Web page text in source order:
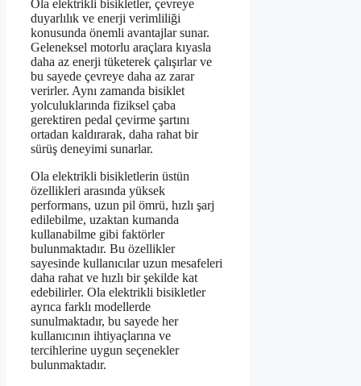
Ola elektrikli bisikletler, çevreye
duyarlılık ve enerji verimliliği
konusunda önemli avantajlar sunar.
Geleneksel motorlu araçlara kıyasla
daha az enerji tüketerek çalışırlar ve
bu sayede çevreye daha az zarar
verirler. Aynı zamanda bisiklet
yolculuklarında fiziksel çaba
gerektiren pedal çevirme şartını
ortadan kaldırarak, daha rahat bir
sürüş deneyimi sunarlar.
Ola elektrikli bisikletlerin üstün
özellikleri arasında yüksek
performans, uzun pil ömrü, hızlı şarj
edilebilme, uzaktan kumanda
kullanabilme gibi faktörler
bulunmaktadır. Bu özellikler
sayesinde kullanıcılar uzun mesafeleri
daha rahat ve hızlı bir şekilde kat
edebilirler. Ola elektrikli bisikletler
ayrıca farklı modellerde
sunulmaktadır, bu sayede her
kullanıcının ihtiyaçlarına ve
tercihlerine uygun seçenekler
bulunmaktadır.